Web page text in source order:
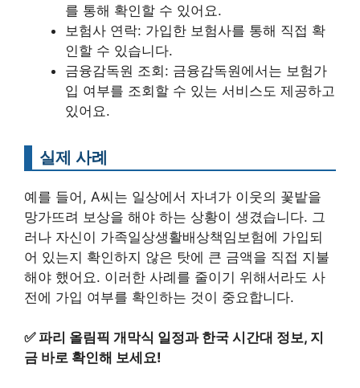
를 통해 확인할 수 있어요.
보험사 연락: 가입한 보험사를 통해 직접 확
인할 수 있습니다.
금융감독원 조회: 금융감독원에서는 보험가
입 여부를 조회할 수 있는 서비스도 제공하고
있어요.
실제 사례
예를 들어, A씨는 일상에서 자녀가 이웃의 꽃밭을
망가뜨려 보상을 해야 하는 상황이 생겼습니다. 그
러나 자신이 가족일상생활배상책임보험에 가입되
어 있는지 확인하지 않은 탓에 큰 금액을 직접 지불
해야 했어요. 이러한 사례를 줄이기 위해서라도 사
전에 가입 여부를 확인하는 것이 중요합니다.
✅ 파리 올림픽 개막식 일정과 한국 시간대 정보, 지
금 바로 확인해 보세요!